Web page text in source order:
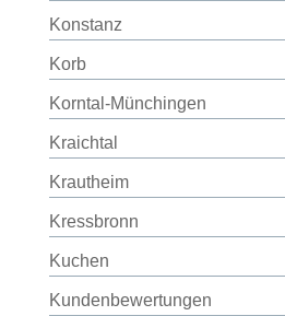
Konstanz
Korb
Korntal-Münchingen
Kraichtal
Krautheim
Kressbronn
Kuchen
Kundenbewertungen